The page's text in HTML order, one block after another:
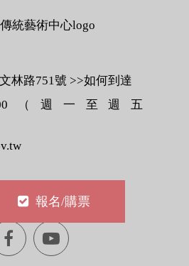
報名/購票
林路751號 >>如何到達
（週一至週五
Facebook[另youtube[另